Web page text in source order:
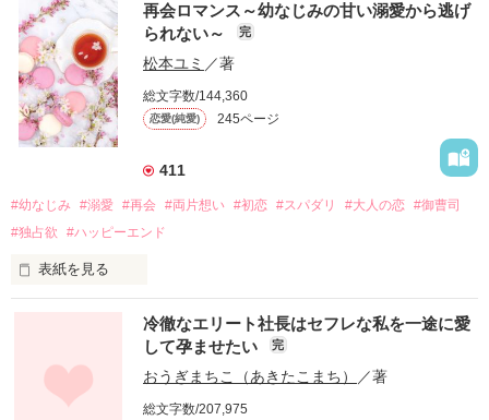
再会ロマンス～幼なじみの甘い溺愛から逃げ
られない～
完
松本ユミ ／著
総文字数/144,360
恋愛(純愛) 245ページ
411
#幼なじみ #溺愛 #再会 #両片想い #初恋 #スパダリ #大人の恋 #御曹司
#独占欲
#ハッピーエンド
表紙を見る
幼なじみの哲平に淡い恋心を抱いていた美桜。
しかし、ある出来事をきっかけに二人の関係は壊れてしまう。
関係修復もできないまま、美桜は両親の離婚によって
冷徹なエリート社長はセフレな私を一途に愛
して孕ませたい
完
おうぎまちこ（あきたこまち） ／著
総文字数/207,975